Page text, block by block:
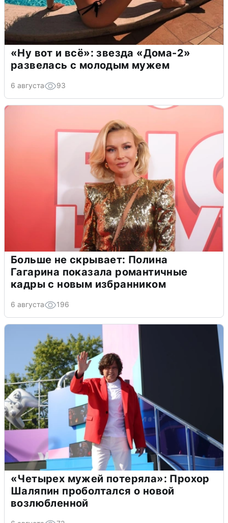
«Ну вот и всё»: звезда «Дома-2»
развелась с молодым мужем
6 августа 93
Больше не скрывает: Полина
Гагарина показала романтичные
кадры с новым избранником
6 августа 196
«Четырех мужей потеряла»: Прохор
Шаляпин проболтался о новой
возлюбленной